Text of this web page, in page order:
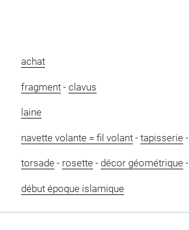
achat
fragment- clavus
laine
navette volante = fil volant- tapisserie-
torsade- rosette- décor géométrique-
début époque islamique